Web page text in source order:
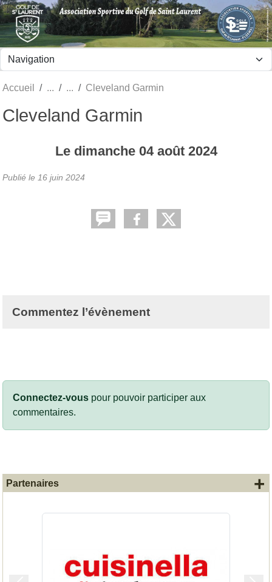
Accueil Cleveland Garmin
Cleveland Garmin
Le dimanche 04 août 2024
Publié le 16 juin 2024
Commentez l’évènement
Connectez-vous pour pouvoir participer aux
commentaires.
Partenaires +
Panneau de gestion des cookies